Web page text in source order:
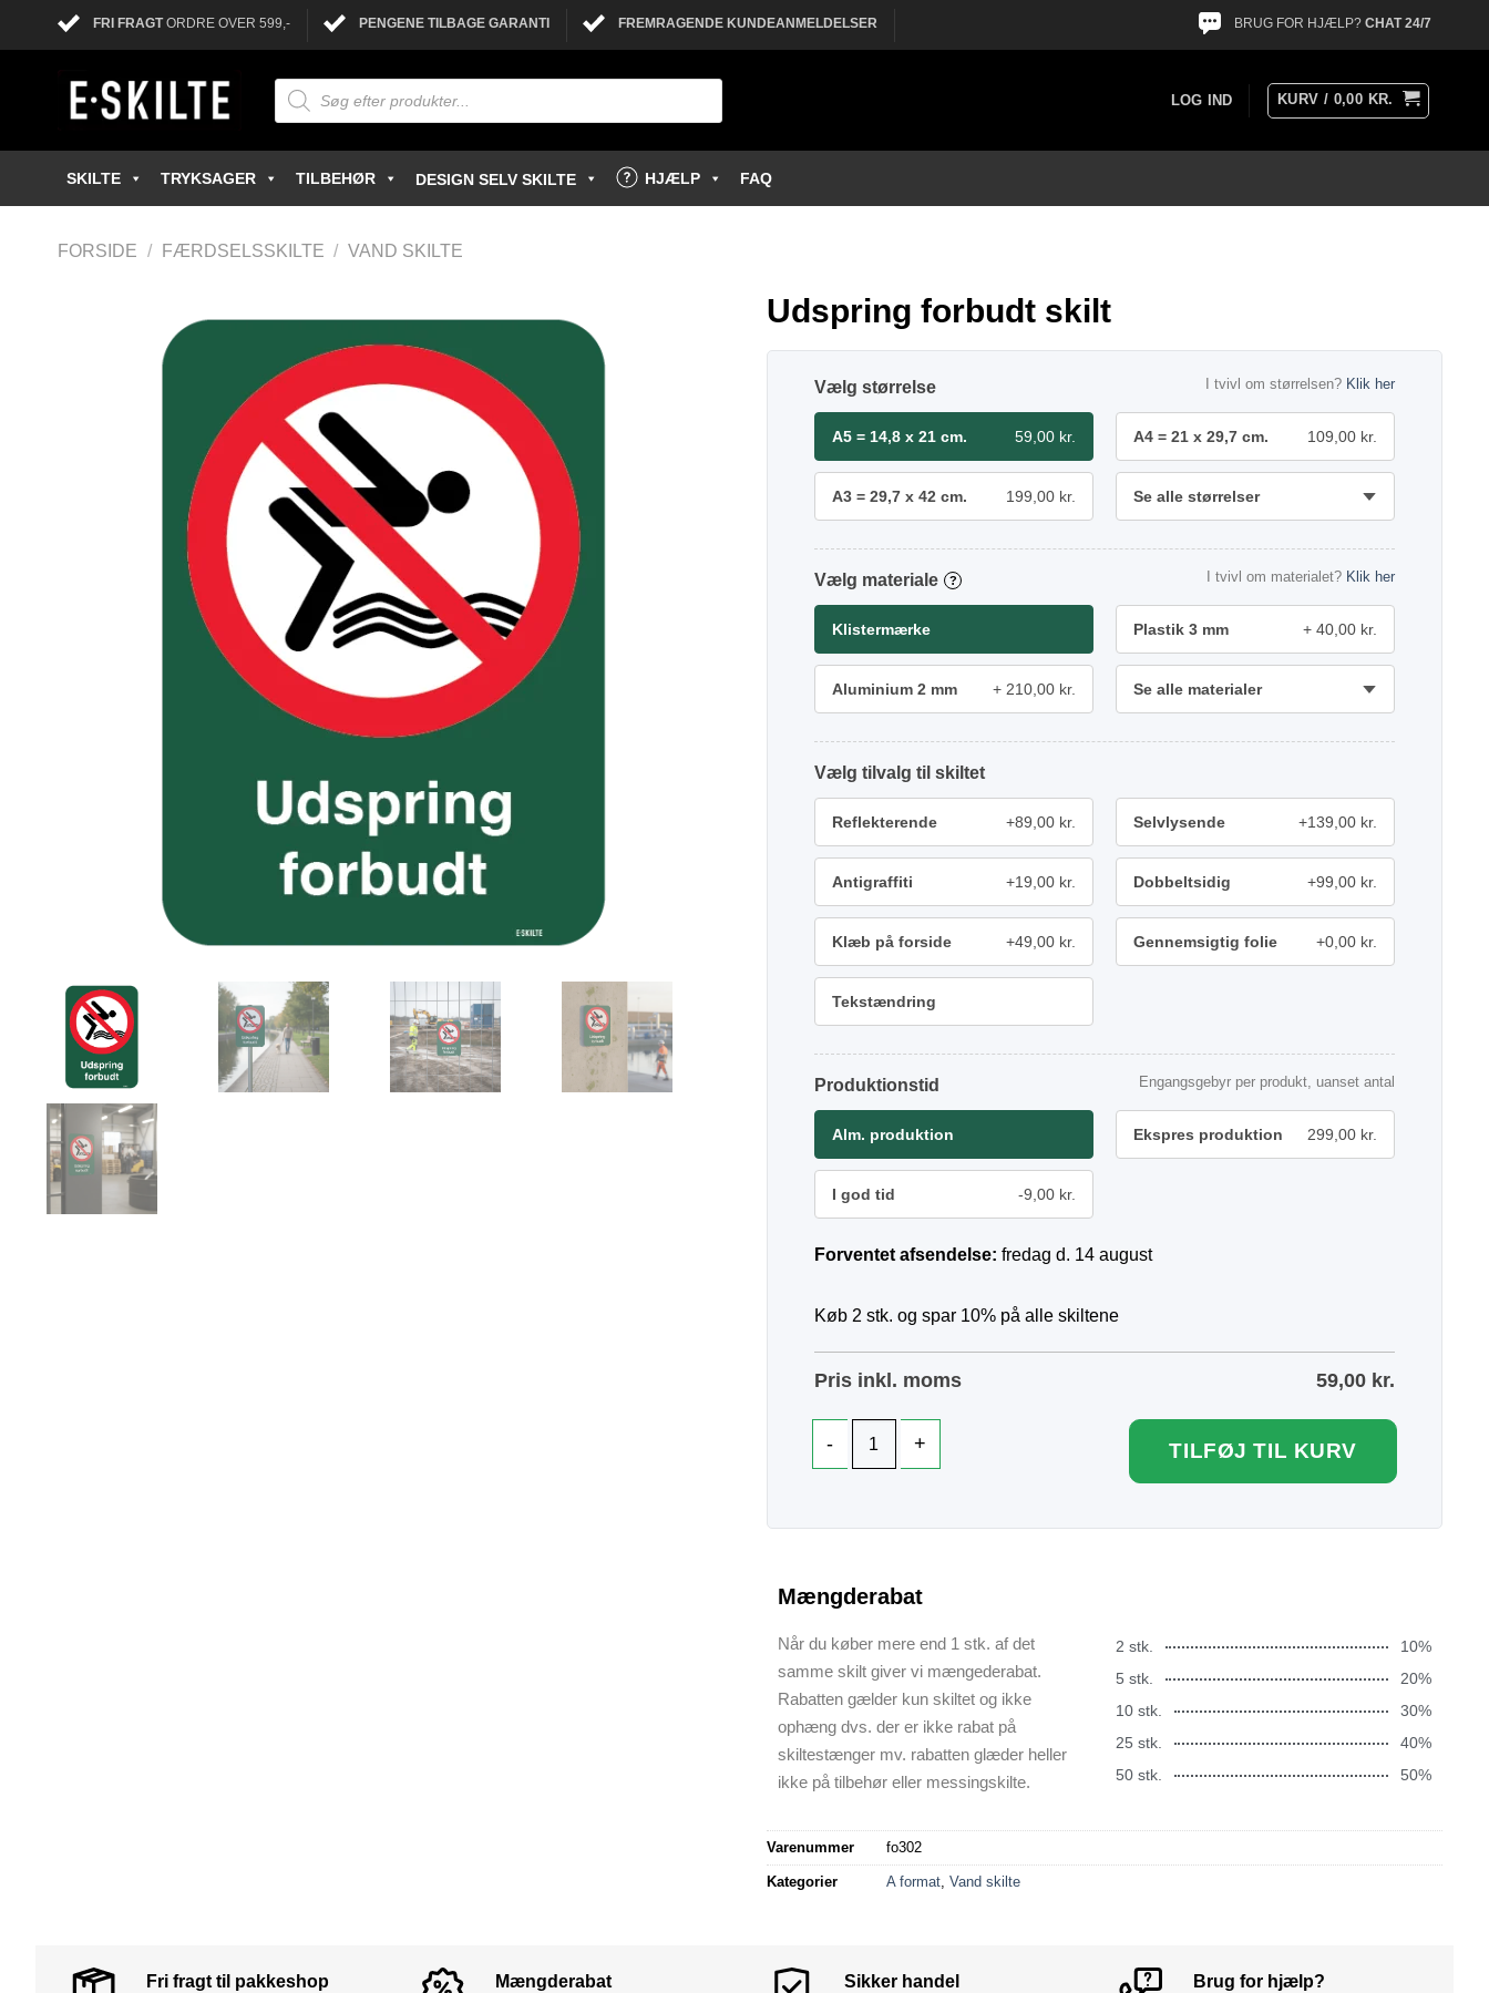
FRI FRAGTORDRE OVER 599,- PENGENE TILBAGE GARANTI FREMRAGENDE KUNDEANMELDELSER BRUG FOR HJÆLP? CHAT 24/7
LOG IND KURV / 0,00 KR.
SKILTE TRYKSAGER TILBEHØR DESIGN SELV SKILTE HJÆLP FAQ
FORSIDE / FÆRDSELSSKILTE / VAND SKILTE
Udspring forbudt skilt
størrelse I tvivl om størrelsen? Klik her
A5 = 14,8 x 21 cm. 59,00 kr. A4 = 21 x 29,7 cm. 109,00 kr.
A3 = 29,7 x 42 cm. 199,00 kr. Se alle størrelser
materiale ? I tvivl om materialet? Klik her
Klistermærke Plastik 3 mm 40,00 kr.
Aluminium 2 mm 210,00 kr. Se alle materialer
tilvalg
Reflekterende +89,00 kr. Selvlysende +139,00 kr.
Antigraffiti +19,00 kr. Dobbeltsidig +99,00 kr.
Klæb på forside +49,00 kr. Gennemsigtig folie +0,00 kr.
Tekstændring
Produktionstid Engangsgebyr per produkt, uanset antal
Alm. produktion Ekspres produktion 299,00 kr.
I god tid -9,00 kr.
Forventet afsendelse: fredag d. 14 august
Køb 2 stk. og spar 10% på alle skiltene
Pris inkl. moms 59,00 kr.
TILFØJ TIL KURV
Mængderabat
Når du køber mere end 1 stk. af det
samme skilt giver vi mængederabat.
Rabatten gælder kun skiltet og ikke
ophæng dvs. der er ikke rabat på
skiltestænger mv. rabatten glæder heller
ikke på tilbehør eller messingskilte.
2 stk.
10%
5 stk.
20%
10 stk.
30%
25 stk.
40%
50 stk.
50%
Varenummer fo302
Kategorier A format Vand skilte
Fri fragt til pakkeshop
Mængderabat
Sikker handel
Brug for hjælp?